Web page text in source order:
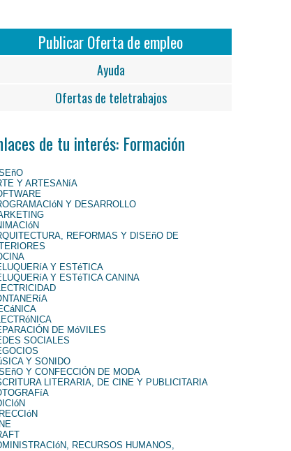
Publicar Oferta de empleo
Ayuda
Ofertas de teletrabajos
de tu interés: Formación
Y ARTESANíA
Y DESARROLLO
REFORMAS Y DISEñO DE
Y ESTéTICA
Y ESTéTICA CANINA
DE MóVILES
SOCIALES
Y SONIDO
Y CONFECCIÓN DE MODA
LITERARIA, DE CINE Y PUBLICITARIA
RECURSOS HUMANOS,